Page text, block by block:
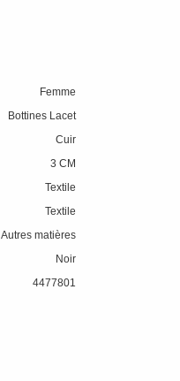
Femme
Bottines Lacet
Cuir
3 CM
Textile
Textile
Autres matières
Noir
4477801